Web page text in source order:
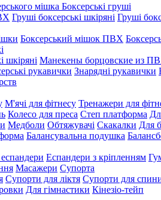
мішка Боксерські груші
Груші боксерські шкіряні Груші
Боксерський мішок ПВХ
шкіряні Манекены борцовские из
рукавички Знарядні рукавички
М'ячі для фітнесу Тренажери для
Колесо для преса Степ платформа
Медболи Обтяжувачі Скакалки Для
Балансувальна подушка
еспандери Еспандери з кріпленням
Масажери Супорта
Супорти для ліктя Супорти для
Для гімнастики Кінезіо-тейп